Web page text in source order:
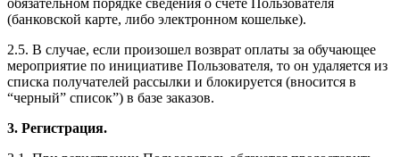
(банковской карте, либо электронном кошельке).
2.5. В случае, если произошел возврат оплаты за обучающее
мероприятие по инициативе Пользователя, то он удаляется из
списка получателей рассылки и блокируется (вносится в
“черный” список”) в базе заказов.
3. Регистрация.